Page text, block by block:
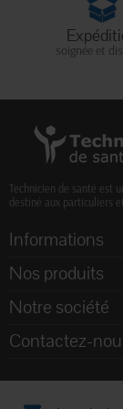
soignée et
Technicien de santé est
destiné aux particuliers
Informations
Nos produits
Notre société
Contactez-